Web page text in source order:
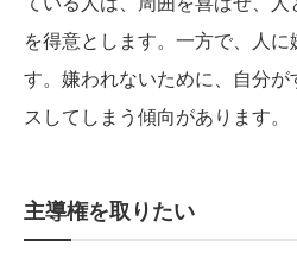
を得意とします。一方で、人
す。嫌われないために、自分
スしてしまう傾向があります。
主導権を取りたい